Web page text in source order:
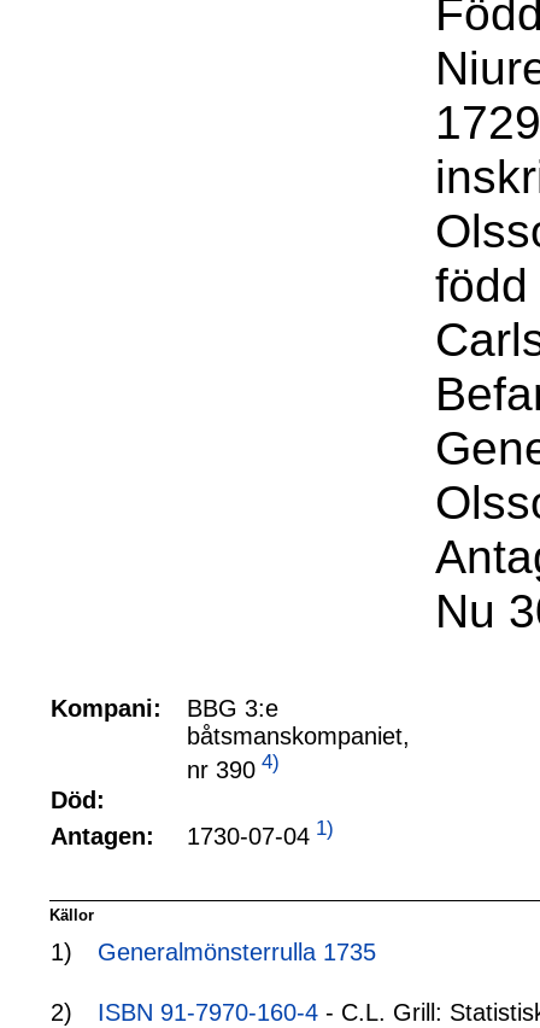
född
Nu
Kompani:
BBG 3:e
båtsmanskompaniet,
nr 390 4)
Död:
Antagen:
1730-07-04 1)
Källor
1) Generalmönsterrulla 1735
2) ISBN 91-7970-160-4 - C.L. Grill: